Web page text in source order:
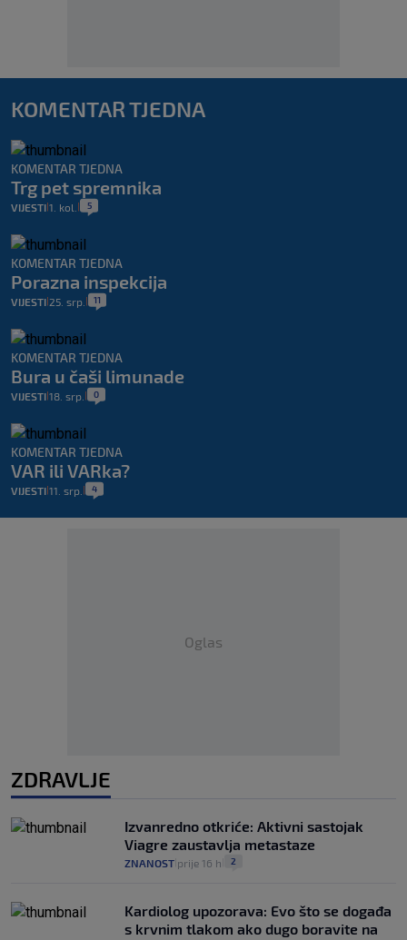
KOMENTAR TJEDNA
KOMENTAR TJEDNA
Trg pet spremnika
VIJESTI 1. kol. 5
KOMENTAR TJEDNA
Porazna inspekcija
VIJESTI 25. srp. 11
KOMENTAR TJEDNA
Bura u čaši limunade
VIJESTI 18. srp. 0
KOMENTAR TJEDNA
VAR ili VARka?
VIJESTI 11. srp. 4
Oglas
ZDRAVLJE
Izvanredno otkriće: Aktivni sastojak
Viagre zaustavlja metastaze
ZNANOST prije 16 h 2
Kardiolog upozorava: Evo što se događa
s krvnim tlakom ako dugo boravite na